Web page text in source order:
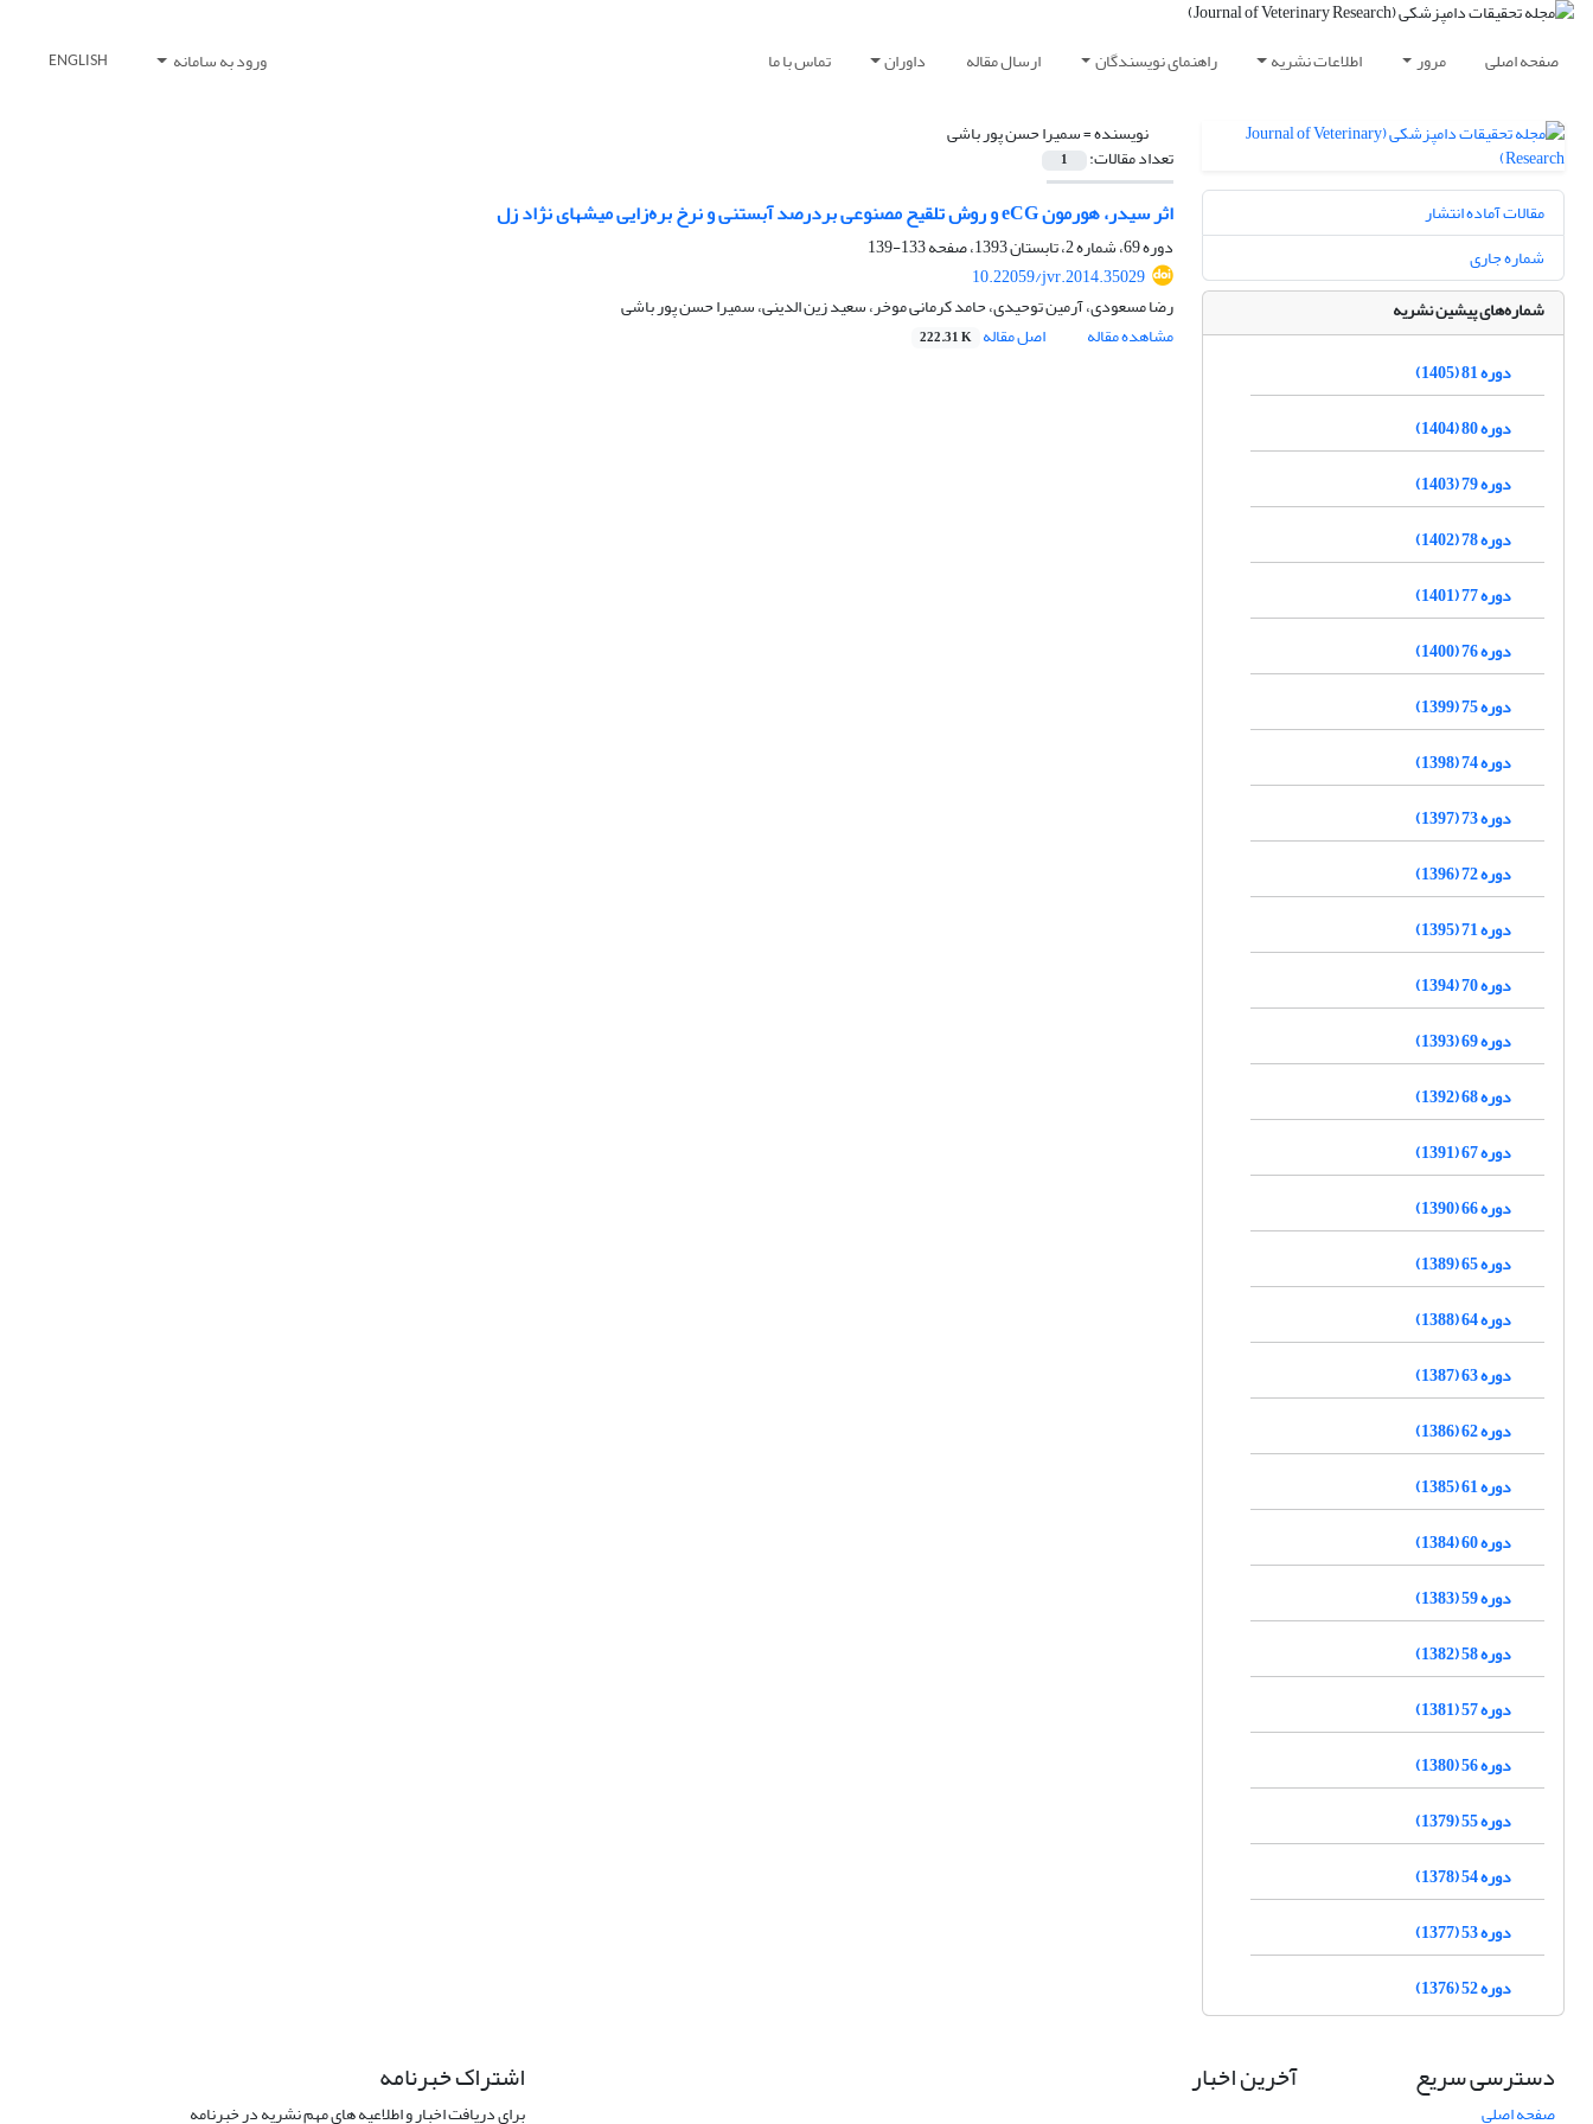
صفحه اصلی مرور اطلاعات نشریه راهنمای نویسندگان ارسال مقاله داوران تماس با ما ورود به سامانه ENGLISH
نویسنده =سمیرا حسن پور باشی
تعداد مقالات: 1
اثر سیدر، هورمون eCG و روش تلقیح مصنوعی بردرصد آبستنی و نرخ بره‌زایی میشهای نژاد زل
دوره 69، شماره 2، تابستان 1393، صفحه
133-139
10.22059/jvr.2014.35029
رضا مسعودی، آرمین توحیدی، حامد کرمانی موخر، سعید زین الدینی، سمیرا حسن پور باشی
مشاهده مقاله
اصل مقاله 222.31 K
مقالات آماده انتشار
شماره جاری
شماره‌های پیشین نشریه
دوره 81 (1405)
دوره 80 (1404)
دوره 79 (1403)
دوره 78 (1402)
دوره 77 (1401)
دوره 76 (1400)
دوره 75 (1399)
دوره 74 (1398)
دوره 73 (1397)
دوره 72 (1396)
دوره 71 (1395)
دوره 70 (1394)
دوره 69 (1393)
دوره 68 (1392)
دوره 67 (1391)
دوره 66 (1390)
دوره 65 (1389)
دوره 64 (1388)
دوره 63 (1387)
دوره 62 (1386)
دوره 61 (1385)
دوره 60 (1384)
دوره 59 (1383)
دوره 58 (1382)
دوره 57 (1381)
دوره 56 (1380)
دوره 55 (1379)
دوره 54 (1378)
دوره 53 (1377)
دوره 52 (1376)
دسترسی سریع
صفحه اصلی
آخرین اخبار اشتراک خبرنامه
برای دریافت اخبار و اطلاعیه های مهم نشریه در خبرنامه